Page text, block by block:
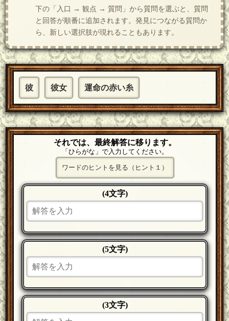
下の「入口 → 観点 → 質問」から質問を選ぶと、質問
と回答が順番に追加されます。発見につながる質問か
ら、新しい選択肢が現れることもあります。
彼 彼女 運命の赤い糸
それでは、最終解答に移ります。
「ひらがな」で入力してください。
ワードのヒントを見る（ヒント１）
(4文字)
(5文字)
(3文字)